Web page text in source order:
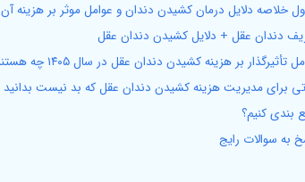
خلاصه دلایل درمان کشیدن دندان و عوامل موثر بر هزینه آن
دندان عقل + دلایل کشیدن دندان عقل
تأثیرگذار بر هزینه کشیدن دندان عقل در سال ۱۴۰۵ چه هستند؟
برای مدیریت هزینه کشیدن دندان عقل که بد نیست بدانید
بندی کنیم؟
به سوالات رایج